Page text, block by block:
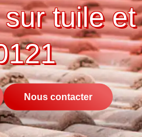
tuile
Nous contacter